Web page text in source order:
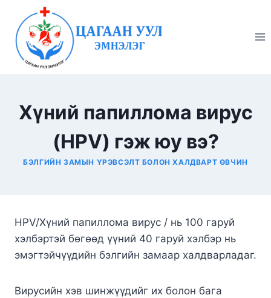
content
Хүний папиллома вирус
(HPV) гэж юу вэ?
БЭЛГИЙН ЗАМЫН ҮРЭВСЭЛТ БОЛОН ХАЛДВАРТ ӨВЧИН
HPV/Хүний папиллома вирус / нь 100 гаруй
хэлбэртэй бөгөөд үүний 40 гаруй хэлбэр нь
эмэгтэйчүүдийн бэлгийн замаар халдварладаг.
Вирусийн хэв шинжүүдийг их болон бага